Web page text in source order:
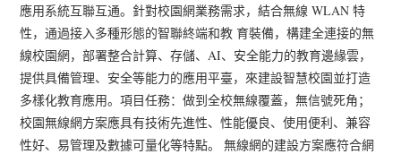
應用系統互聯互通。針對校園網業務需求，結合無線 WLAN 特
性，通過接入多種形態的智聯終端和教 育裝備，構建全連接的無
線校園網，部署整合計算、存儲、AI、安全能力的教育邊緣雲，
提供具備管理、安全等能力的應用平臺，來建設智慧校園並打造
多樣化教育應用。項目任務：做到全校無線覆蓋，無信號死角；
校園無線網方案應具有技術先進性、性能優良、使用便利、兼容
性好、易管理及數據可量化等特點。 無線網的建設方案應符合網